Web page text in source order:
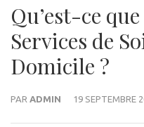
Qu’est-ce
Services de
Domicile ?
PAR ADMIN 19 SEPTEMBRE